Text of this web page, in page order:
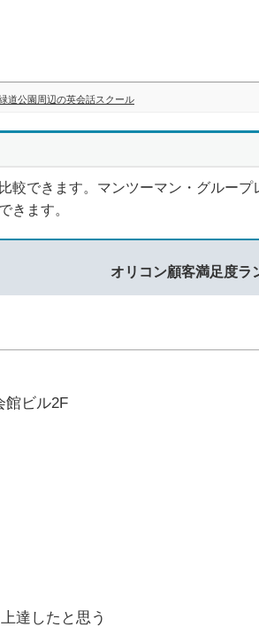
道公園周辺の英会話スクール
できます。マンツーマン・グループ
きます。
オリコン顧客満足度ラ
館ビル2F
達したと思う